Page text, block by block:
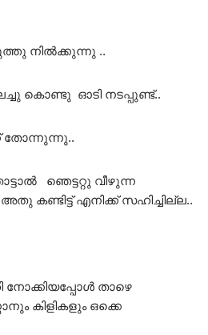
നിൽക്കുന്നു ..
കൊണ്ടു ഓടി നടപ്പുണ്ട്..
തോന്നുന്നു..
ഞെട്ടറ്റു വീഴുന്ന
കണ്ടിട്ട് എനിക്ക് സഹിച്ചില്ല..
നോക്കിയപ്പോൾ താഴെ
കിളികളും ഒക്കെ